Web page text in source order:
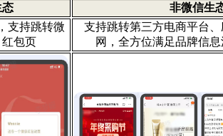
态
非微信生
支持跳转微
包页
支持跳转第三方电商平台
网，全方位满足品牌信